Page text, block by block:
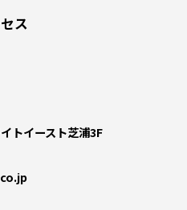
ス
トイースト芝浦3F